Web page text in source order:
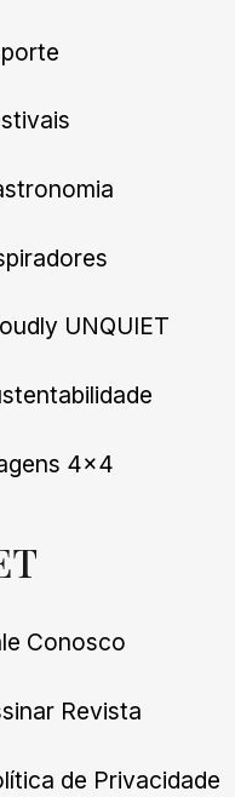
UNQUIET
4×4
Conosco
Revista
de Privacidade